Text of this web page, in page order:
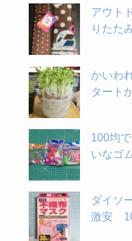
アウト
りたた
かいわ
タート
100均
いなゴ
ダイソ
激安